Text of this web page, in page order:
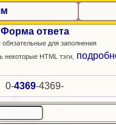
Форма ответа
обязательные для заполнения
некоторые HTML тэги,
0-4369-4369-